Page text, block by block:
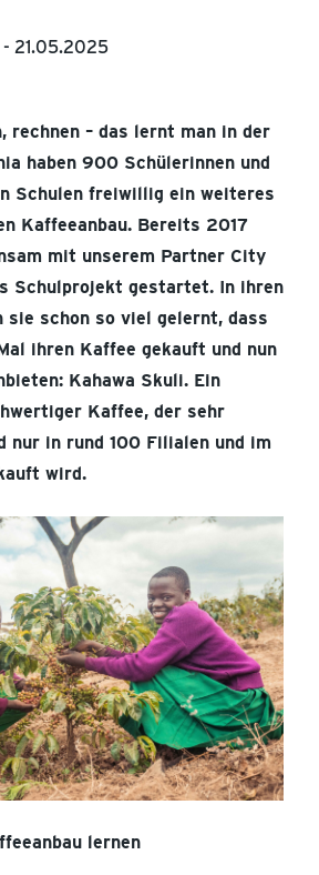
21.05.2025
rechnen – das lernt man in der
haben 900 Schülerinnen und
Schulen freiwillig ein weiteres
Kaffeeanbau. Bereits 2017
mit unserem Partner City
Schulprojekt gestartet. In ihren
sie schon so viel gelernt, dass
ihren Kaffee gekauft und nun
Kahawa Skuli. Ein
Kaffee, der sehr
nur in rund 100 Filialen und im
wird.
lernen